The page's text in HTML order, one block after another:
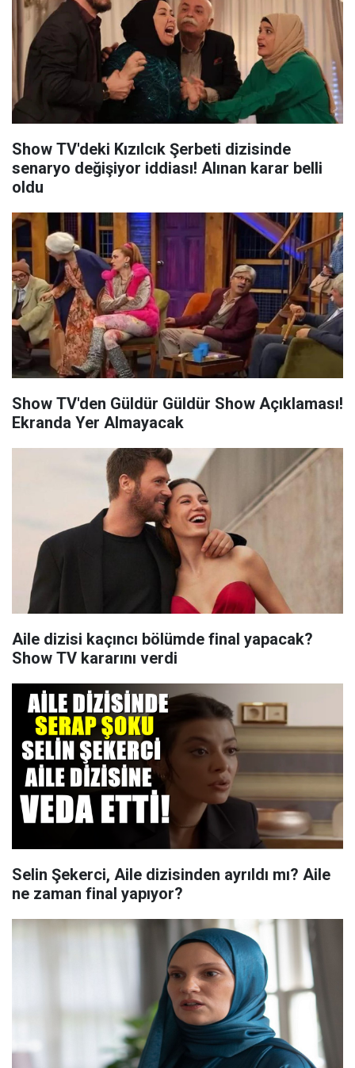
Show TV'deki Kızılcık Şerbeti dizisinde
senaryo değişiyor iddiası! Alınan karar belli
oldu
Show TV'den Güldür Güldür Show Açıklaması!
Ekranda Yer Almayacak
Aile dizisi kaçıncı bölümde final yapacak?
Show TV kararını verdi
Selin Şekerci, Aile dizisinden ayrıldı mı? Aile
ne zaman final yapıyor?